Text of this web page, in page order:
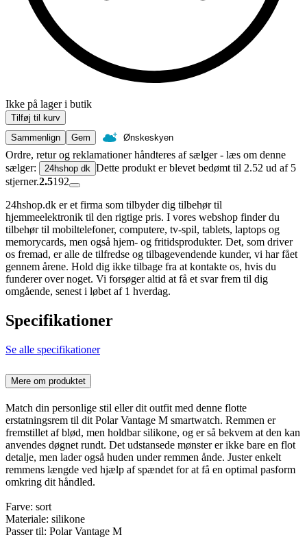
Ikke på lager i butik
Tilføj til kurv
Sammenlign
Gem Ønskeskyen
Ordre, retur og reklamationer håndteres af sælger - læs om denne
sælger:
24hshop dk Dette produkt er blevet bedømt til 2.52 ud af 5
stjerner.2.5192
24hshop.dk er et firma som tilbyder dig tilbehør til
hjemmeelektronik til den rigtige pris. I vores webshop finder du
tilbehør til mobiltelefoner, computere, tv-spil, tablets, laptops og
memorycards, men også hjem- og fritidsprodukter. Det, som driver
os fremad, er alle de tilfredse og tilbagevendende kunder, vi har fået
gennem årene. Hold dig ikke tilbage fra at kontakte os, hvis du
funderer over noget. Vi forsøger altid at få et svar frem til dig
omgående, senest i løbet af 1 hverdag.
Specifikationer
Se alle specifikationer
Mere om produktet
Match din personlige stil eller dit outfit med denne flotte
erstatningsrem til dit Polar Vantage M smartwatch. Remmen er
fremstillet af blød, men holdbar silikone, og er så bekvem at den kan
anvendes døgnet rundt. Det udstansede mønster er ikke bare en flot
detalje, men lader også huden under remmen ånde. Juster enkelt
remmens længde ved hjælp af spændet for at få en optimal pasform
omkring dit håndled.
Farve: sort
Materiale: silikone
Passer til: Polar Vantage M